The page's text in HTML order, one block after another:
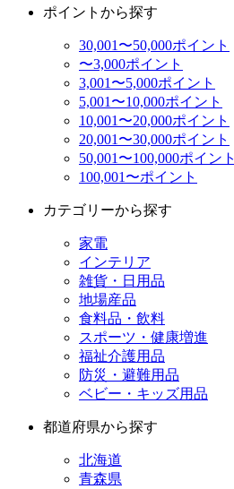
ポイントから探す
30,001〜50,000ポイント
〜3,000ポイント
3,001〜5,000ポイント
5,001〜10,000ポイント
10,001〜20,000ポイント
20,001〜30,000ポイント
50,001〜100,000ポイント
100,001〜ポイント
カテゴリーから探す
家電
インテリア
雑貨・日用品
地場産品
食料品・飲料
スポーツ・健康増進
福祉介護用品
防災・避難用品
ベビー・キッズ用品
都道府県から探す
北海道
青森県